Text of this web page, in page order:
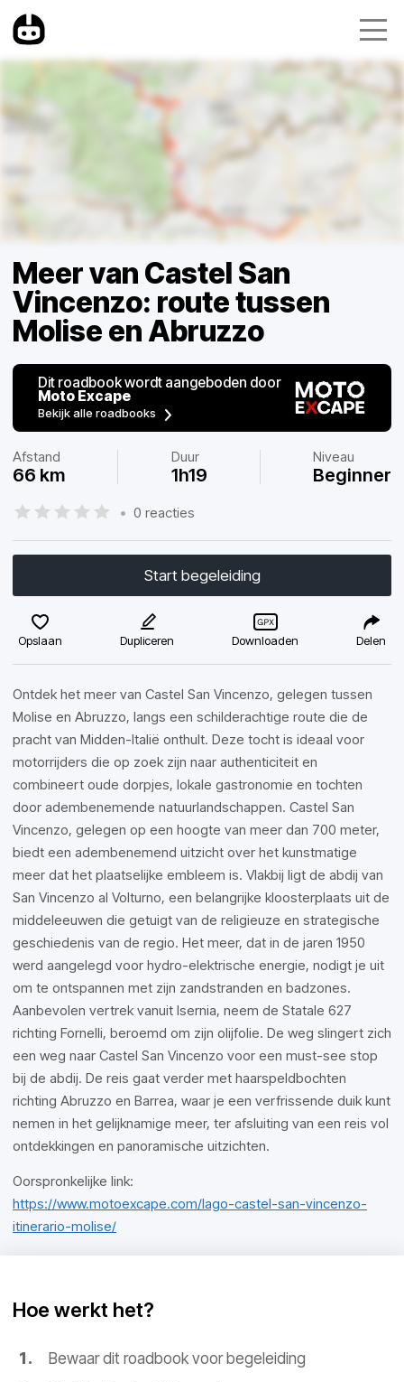
Meer van Castel San
Vincenzo: route tussen
Molise en Abruzzo
Dit roadbook wordt aangeboden door
Moto Excape
Bekijk alle roadbooks
Afstand
66 km
Duur
1h19
Niveau
Beginner
• 0 reacties
Start begeleiding
Opslaan Dupliceren Downloaden Delen
Ontdek het meer van Castel San Vincenzo, gelegen tussen
Molise en Abruzzo, langs een schilderachtige route die de
pracht van Midden-Italië onthult. Deze tocht is ideaal voor
motorrijders die op zoek zijn naar authenticiteit en
combineert oude dorpjes, lokale gastronomie en tochten
door adembenemende natuurlandschappen. Castel San
Vincenzo, gelegen op een hoogte van meer dan 700 meter,
biedt een adembenemend uitzicht over het kunstmatige
meer dat het plaatselijke embleem is. Vlakbij ligt de abdij van
San Vincenzo al Volturno, een belangrijke kloosterplaats uit de
middeleeuwen die getuigt van de religieuze en strategische
geschiedenis van de regio. Het meer, dat in de jaren 1950
werd aangelegd voor hydro-elektrische energie, nodigt je uit
om te ontspannen met zijn zandstranden en badzones.
Aanbevolen vertrek vanuit Isernia, neem de Statale 627
richting Fornelli, beroemd om zijn olijfolie. De weg slingert zich
een weg naar Castel San Vincenzo voor een must-see stop
bij de abdij. De reis gaat verder met haarspeldbochten
richting Abruzzo en Barrea, waar je een verfrissende duik kunt
nemen in het gelijknamige meer, ter afsluiting van een reis vol
ontdekkingen en panoramische uitzichten.
Oorspronkelijke link:
https://www.motoexcape.com/lago-castel-san-vincenzo-
itinerario-molise/
Hoe werkt het?
Bewaar dit roadbook voor begeleiding